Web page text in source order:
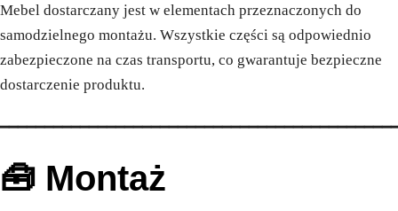
Mebel dostarczany jest w elementach przeznaczonych do
samodzielnego montażu. Wszystkie części są odpowiednio
zabezpieczone na czas transportu, co gwarantuje bezpieczne
dostarczenie produktu.
🧰 Montaż